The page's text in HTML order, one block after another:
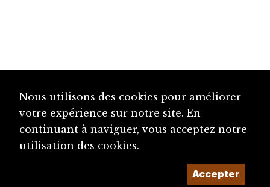
Nous utilisons des cookies pour améliorer
votre expérience sur notre site. En
continuant à naviguer, vous acceptez notre
utilisation des cookies.
Accepter